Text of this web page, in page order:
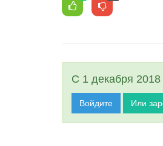
С 1 декабря 2018
Войдите Или